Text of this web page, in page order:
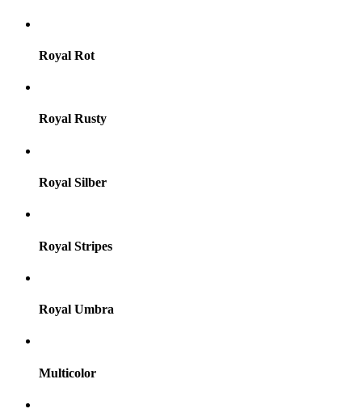
Royal Rot
Royal Rusty
Royal Silber
Royal Stripes
Royal Umbra
Multicolor